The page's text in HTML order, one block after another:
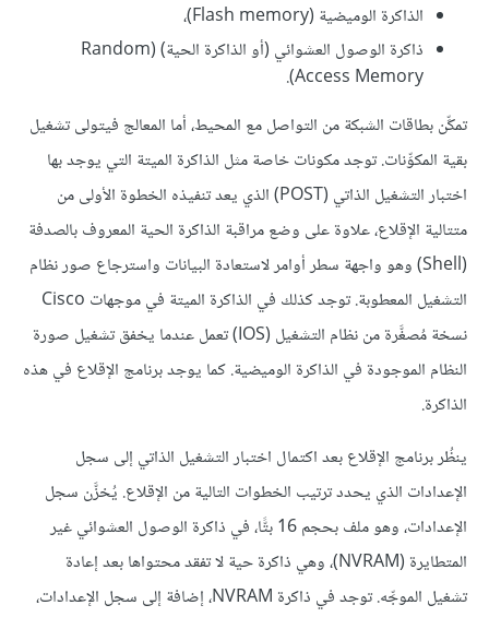
الذاكرة الوميضية (Flash memory)،
ذاكرة الوصول العشوائي (أو الذاكرة الحية) (Random
Access Memory).
تمكِّن بطاقات الشبكة من التواصل مع المحيط، أما المعالج فيتولى تشغيل
بقية المكوِّنات. توجد مكونات خاصة مثل الذاكرة الميتة التي يوجد بها
اختبار التشغيل الذاتي (POST) الذي يعد تنفيذه الخطوة الأولى من
متتالية الإقلاع، علاوة على وضع مراقبة الذاكرة الحية المعروف بالصدفة
(Shell) وهو واجهة سطر أوامر لاستعادة البيانات واسترجاع صور نظام
التشغيل المعطوبة. توجد كذلك في الذاكرة الميتة في موجهات Cisco
نسخة مُصغَّرة من نظام التشغيل (IOS) تعمل عندما يخفق تشغيل صورة
النظام الموجودة في الذاكرة الوميضية. كما يوجد برنامج الإقلاع في هذه
الذاكرة.
ينظُر برنامج الإقلاع بعد اكتمال اختبار التشغيل الذاتي إلى سجل
الإعدادات الذي يحدد ترتيب الخطوات التالية من الإقلاع. يُخزَّن سجل
الإعدادات، وهو ملف بحجم 16 بتًّا، في ذاكرة الوصول العشوائي غير
المتطايرة (NVRAM)، وهي ذاكرة حية لا تفقد محتواها بعد إعادة
تشغيل الموجِّه. توجد في ذاكرة NVRAM، إضافة إلى سجل الإعدادات،